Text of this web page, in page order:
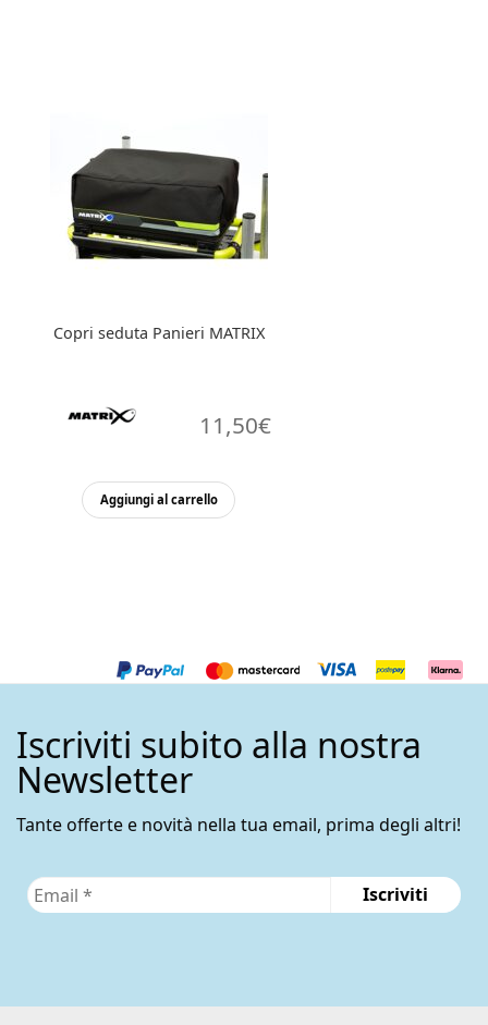
Copri seduta Panieri MATRIX
11,50€
Aggiungi al carrello
Iscriviti subito alla nostra
Newsletter
Tante offerte e novità nella tua email, prima degli altri!